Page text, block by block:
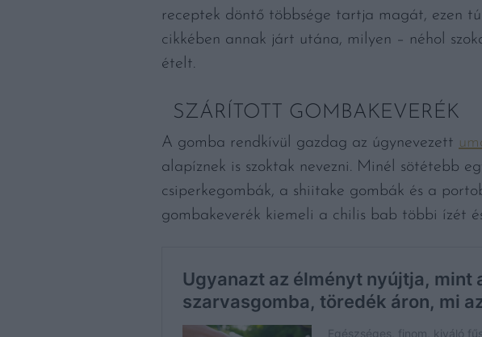
receptek döntő többsége tartja magát, ezen
cikkében annak járt utána, milyen – néhol
ételt.
SZÁRÍTOTT GOMBAKEVERÉK
A gomba rendkívül gazdag az úgynevezett
alapíznek is szoktak nevezni. Minél sötétebb
csiperkegombák, a shiitake gombák és a
gombakeverék kiemeli a chilis bab többi ízét